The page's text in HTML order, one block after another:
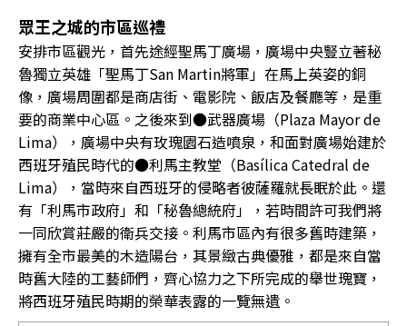
眾王之城的市區巡禮
安排市區觀光，首先途經聖馬丁廣場，廣場中央豎立著秘
魯獨立英雄「聖馬丁San Martin將軍」在馬上英姿的銅
像，廣場周圍都是商店街、電影院、飯店及餐廳等，是重
要的商業中心區。之後來到●武器廣場（Plaza Mayor de
Lima），廣場中央有玫瑰園石造噴泉，和面對廣場始建於
西班牙殖民時代的●利馬主教堂（Basílica Catedral de
Lima），當時來自西班牙的侵略者彼薩羅就長眠於此。還
有「利馬市政府」和「秘魯總統府」，若時間許可我們將
一同欣賞莊嚴的衛兵交接。利馬市區內有很多舊時建築，
擁有全市最美的木造陽台，其景緻古典優雅，都是來自當
時舊大陸的工藝師們，齊心協力之下所完成的舉世瑰寶，
將西班牙殖民時期的榮華表露的一覽無遺。